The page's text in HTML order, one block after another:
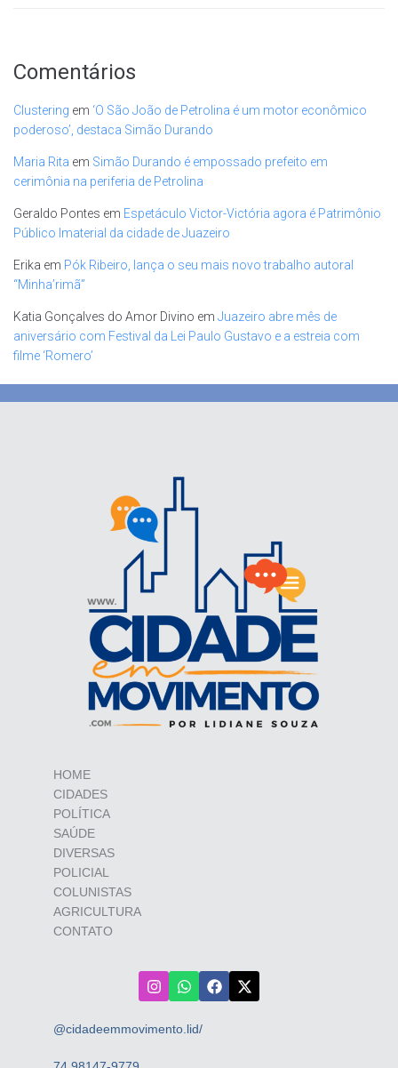
Comentários
Clustering em ‘O São João de Petrolina é um motor econômico
poderoso’, destaca Simão Durando
Maria Rita em Simão Durando é empossado prefeito em
cerimônia na periferia de Petrolina
Geraldo Pontes em Espetáculo Victor-Victória agora é Patrimônio
Público Imaterial da cidade de Juazeiro
Erika em Pók Ribeiro, lança o seu mais novo trabalho autoral
“Minha’rimã”
Katia Gonçalves do Amor Divino em Juazeiro abre mês de
aniversário com Festival da Lei Paulo Gustavo e a estreia com
filme ‘Romero’
HOME
CIDADES
POLÍTICA
SAÚDE
DIVERSAS
POLICIAL
COLUNISTAS
AGRICULTURA
CONTATO
@cidadeemmovimento.lid/